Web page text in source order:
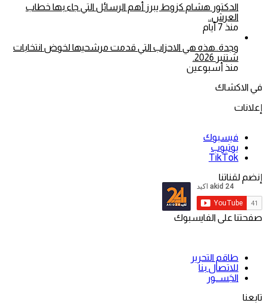
الدكتور هشام كزوط يبرز أهم الرسائل التي جاء بها خطاب
العرش..
منذ 7 أيام
وجدة..هذه هي الاحزاب التي قدمت مرشحيها لخوض انتخابات
شتنبر 2026.
منذ أسبوعين
في الاكشاك
إعلانات
فيسبوك
يوتيوب
‫TikTok
إنضم لقناتنا
صفحتنا على الفايسبوك
طاقم التحرير
للاتصال بنا
الجَســور
تابعنا